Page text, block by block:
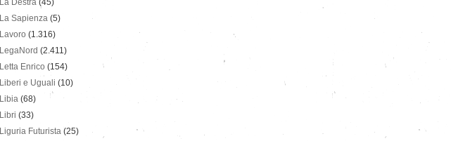
La Destra (45)
La Sapienza (5)
Lavoro (1.316)
LegaNord (2.411)
Letta Enrico (154)
Liberi e Uguali (10)
Libia (68)
Libri (33)
Liguria Futurista (25)